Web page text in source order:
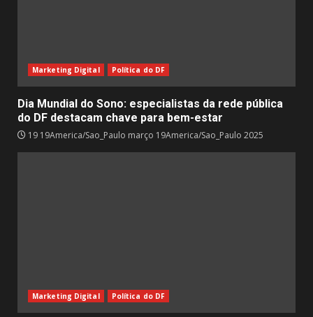
Marketing Digital Política do DF
Dia Mundial do Sono: especialistas da rede pública
do DF destacam chave para bem-estar
19 19America/Sao_Paulo março 19America/Sao_Paulo 2025
Marketing Digital Política do DF